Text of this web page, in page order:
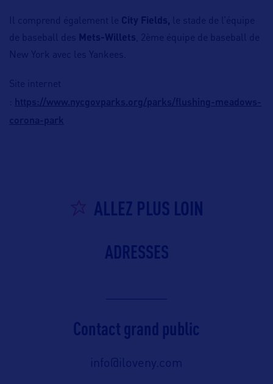
Il comprend également le City Fields, le stade de l’équipe
de baseball des Mets-Willets , 2ème équipe de baseball de
New York avec les Yankees.
Site internet
: https://www.nycgovparks.org/parks/flushing-meadows-
corona-park
ALLEZ PLUS LOIN
ADRESSES
Contact grand public
info@iloveny.com